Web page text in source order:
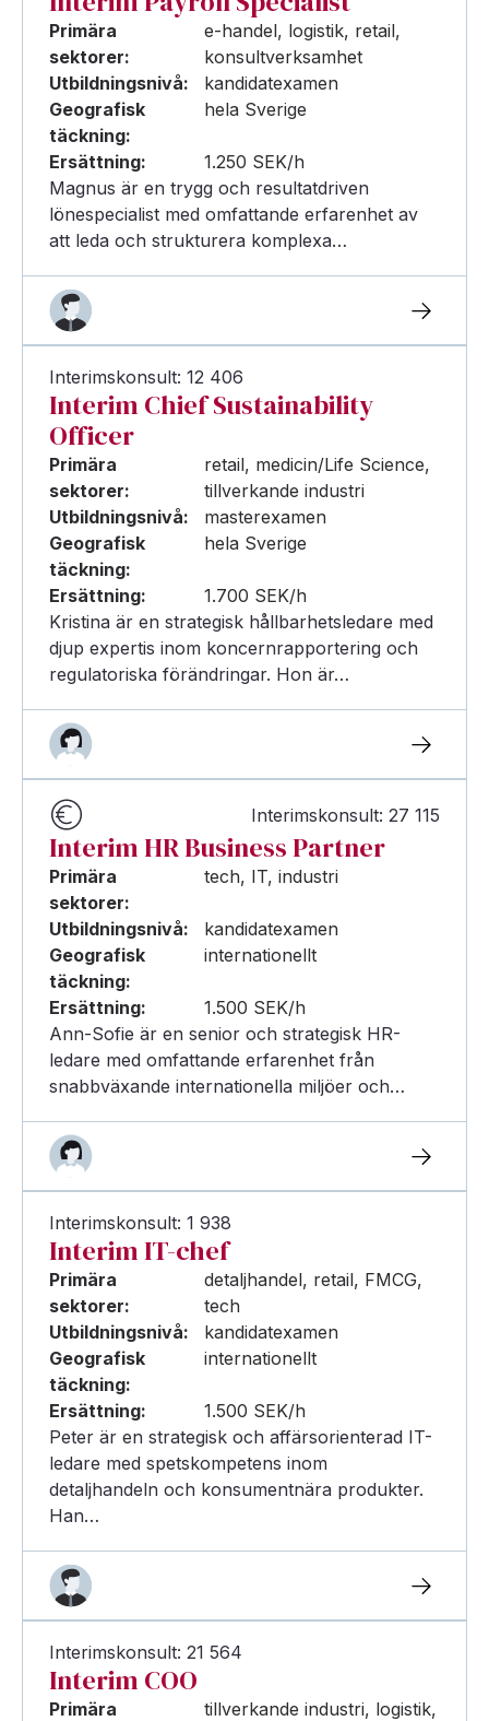
Primära
sektorer:
e-handel, logistik, retail,
konsultverksamhet
Utbildningsnivå:
kandidatexamen
Geografisk
täckning:
hela Sverige
Ersättning:
1.250 SEK/h
Magnus är en trygg och resultatdriven
lönespecialist med omfattande erfarenhet av
att leda och strukturera komplexa…
Interimskonsult: 12 406
Interim Chief Sustainability
Officer
Primära
sektorer:
retail, medicin/Life Science,
tillverkande industri
Utbildningsnivå:
masterexamen
Geografisk
täckning:
hela Sverige
Ersättning:
1.700 SEK/h
Kristina är en strategisk hållbarhetsledare med
djup expertis inom koncernrapportering och
regulatoriska förändringar. Hon är…
Interimskonsult: 27 115
Interim HR Business Partner
Primära
sektorer:
tech, IT, industri
Utbildningsnivå:
kandidatexamen
Geografisk
täckning:
internationellt
Ersättning:
1.500 SEK/h
Ann-Sofie är en senior och strategisk HR-
ledare med omfattande erfarenhet från
snabbväxande internationella miljöer och…
Interimskonsult: 1 938
Interim IT-chef
Primära
sektorer:
detaljhandel, retail, FMCG,
tech
Utbildningsnivå:
kandidatexamen
Geografisk
täckning:
internationellt
Ersättning:
1.500 SEK/h
Peter är en strategisk och affärsorienterad IT-
ledare med spetskompetens inom
detaljhandeln och konsumentnära produkter.
Han…
Interimskonsult: 21 564
Interim COO
Primära
tillverkande industri, logistik,